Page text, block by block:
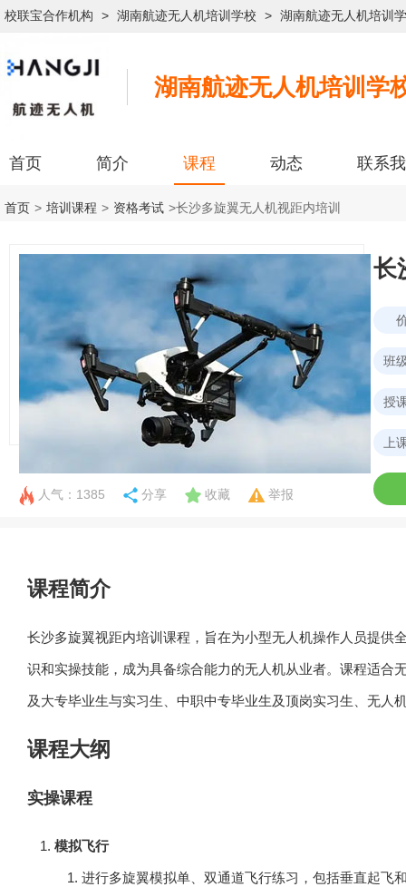
校联宝合作机构 > 湖南航迹无人机培训学校 > 湖南航迹无人机培训
湖南航迹无人机培训学
首页 简介 课程 动态 联系
首页 > 培训课程 > 资格考试 >长沙多旋翼无人机视距内培训
人气：1385 分享 收藏 举报
长
班
授
上
课程简介
长沙多旋翼视距内培训课程，旨在为小型无人机操作人员提供
识和实操技能，成为具备综合能力的无人机从业者。课程适合
及大专毕业生与实习生、中职中专毕业生及顶岗实习生、无人
课程大纲
实操课程
模拟飞行
进行多旋翼模拟单、双通道飞行练习，包括垂直起飞